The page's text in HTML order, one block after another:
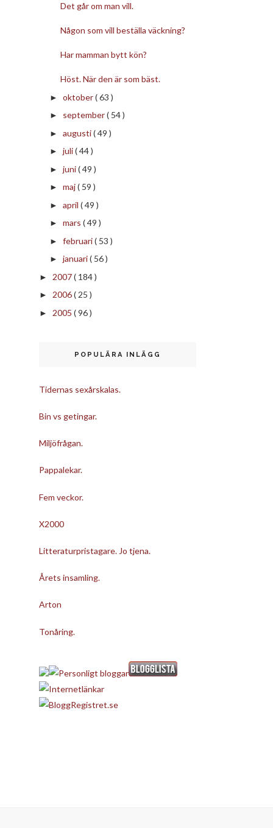
Det går om man vill.
Någon som vill beställa väckning?
Har mamman bytt kön?
Höst. När den är som bäst.
► oktober( 63 )
► september( 54 )
► augusti( 49 )
► juli( 44 )
► juni( 49 )
► maj( 59 )
► april ( 49 )
► mars ( 49 )
► februari( 53 )
► januari( 56 )
► 2007( 184 )
► 2006( 25 )
► 2005 ( 96 )
POPULÄRA INLÄGG
Tidernas sexårskalas.
Bin vs getingar.
Miljöfrågan.
Pappalekar.
Fem veckor.
X2000
Litteraturpristagare. Jo tjena.
Årets insamling.
Arton
Tonåring.